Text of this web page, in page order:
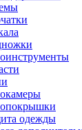
одежды